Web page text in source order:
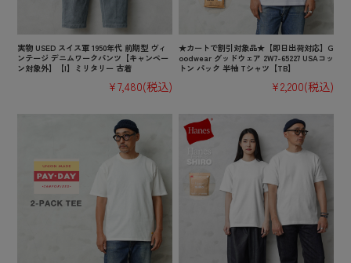
実物 USED スイス軍 1950年代 前期型 ヴィ
ンテージ デニムワークパンツ【キャンペー
ン対象外】【I】ミリタリー 古着
¥7,480(税込)
★カートで割引対象品★【即日出荷対応】G
oodwear グッドウェア 2W7-65227 USAコッ
トン パック 半袖 Tシャツ【TB】
¥2,200(税込)